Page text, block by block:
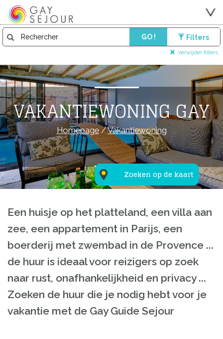
GO ! Filters
Verwijder filters
Zoeken op de kaart
VAKANTIEWONING GAY
Homepage/Vakantiewoning
Een huisje op het platteland, een villa aan
zee, een appartement in Parijs, een
boerderij met zwembad in de Provence ...
de huur is ideaal voor reizigers op zoek
naar rust, onafhankelijkheid en privacy ...
Zoeken de huur die je nodig hebt voor je
vakantie met de Gay Guide Sejour